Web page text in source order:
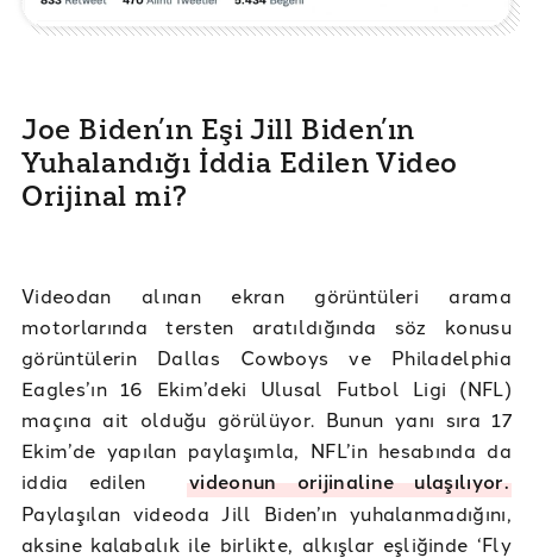
Joe Biden’ın Eşi Jill Biden’ın
Yuhalandığı İddia Edilen Video
Orijinal mi?
Videodan alınan ekran görüntüleri arama
motorlarında tersten aratıldığında söz konusu
görüntülerin Dallas Cowboys ve Philadelphia
Eagles’ın 16 Ekim’deki Ulusal Futbol Ligi (NFL)
maçına ait olduğu görülüyor. Bunun yanı sıra 17
Ekim’de yapılan paylaşımla, NFL’in hesabında da
iddia edilenvideonun orijinaline ulaşılıyor.
Paylaşılan videoda Jill Biden’ın yuhalanmadığını,
aksine kalabalık ile birlikte, alkışlar eşliğinde ‘Fly